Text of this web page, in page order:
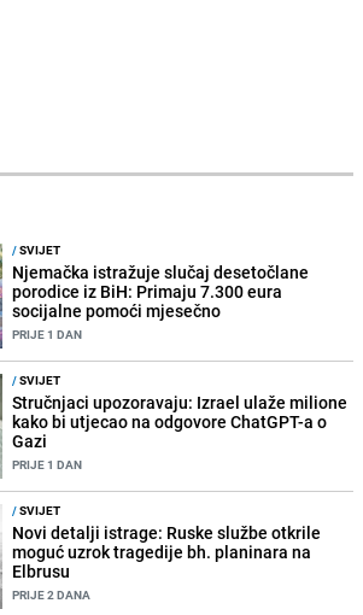
/SVIJET
Njemačka istražuje slučaj desetočlane
porodice iz BiH: Primaju 7.300 eura
socijalne pomoći mjesečno
PRIJE 1 DAN
/SVIJET
Stručnjaci upozoravaju: Izrael ulaže milione
kako bi utjecao na odgovore ChatGPT-a o
Gazi
PRIJE 1 DAN
/SVIJET
Novi detalji istrage: Ruske službe otkrile
moguć uzrok tragedije bh. planinara na
Elbrusu
PRIJE 2 DANA